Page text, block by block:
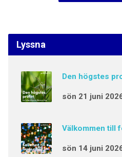
Lyssna
Den högstes
sön 21 juni
Välkommen till
sön 14 juni